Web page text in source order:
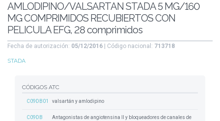
AMLODIPINO/VALSARTAN STADA 5 MG/160
MG COMPRIMIDOS RECUBIERTOS CON
PELICULA EFG, 28 comprimidos
Fecha de autorización: 05/12/2016 | Código nacional: 713718
STADA
CÓDIGOS ATC
C09DB01 valsartán y amlodipino
C09DB
Antagonistas de angiotensina II y bloqueadores de canales de